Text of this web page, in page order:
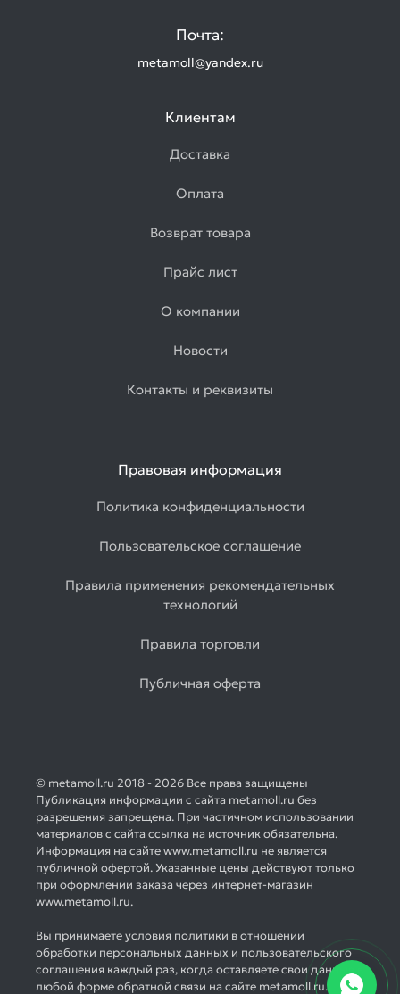
Почта:
metamoll@yandex.ru
Клиентам
Доставка
Оплата
Возврат товара
Прайс лист
О компании
Новости
Контакты и реквизиты
Правовая информация
Политика конфиденциальности
Пользовательское соглашение
Правила применения рекомендательных
технологий
Правила торговли
Публичная оферта
© metamoll.ru 2018 - 2026 Все права защищены
Публикация информации с сайта metamoll.ru без
разрешения запрещена. При частичном использовании
материалов с сайта ссылка на источник обязательна.
Информация на сайте www.metamoll.ru не является
публичной офертой. Указанные цены действуют только
при оформлении заказа через интернет-магазин
www.metamoll.ru.
Вы принимаете условия политики в отношении
обработки персональных данных и пользовательского
соглашения каждый раз, когда оставляете свои данные в
любой форме обратной связи на сайте metamoll.ru.